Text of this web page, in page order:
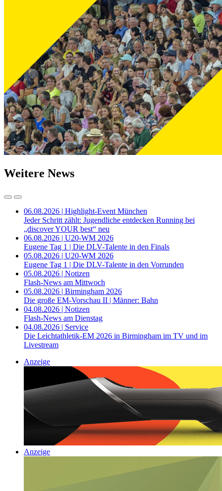
Weitere News
06.08.2026 | Highlight-Event München
Jeder Schritt zählt: Jugendliche entdecken Running bei
„discover YOUR best“ neu
06.08.2026 | U20-WM 2026
Eugene Tag 1 | Die DLV-Talente in den Finals
05.08.2026 | U20-WM 2026
Eugene Tag 1 | Die DLV-Talente in den Vorrunden
05.08.2026 | Notizen
Flash-News am Mittwoch
05.08.2026 | Birmingham 2026
Die große EM-Vorschau II | Männer: Bahn
04.08.2026 | Notizen
Flash-News am Dienstag
04.08.2026 | Service
Die Leichtathletik-EM 2026 in Birmingham im TV und im
Livestream
Anzeige
Anzeige